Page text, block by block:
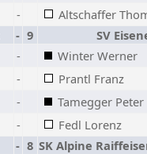
-
Altschaffer
- 9
SV
-
Winter Werner
-
Prantl Franz
-
Tamegger Peter
-
Fedl Lorenz
- 8 SK Alpine